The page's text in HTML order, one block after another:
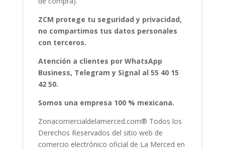
ZCM protege tu seguridad y privacidad,
no compartimos tus datos personales
con terceros.
Atención a clientes por WhatsApp
Business, Telegram y Signal al 55 40 15
42 50.
Somos una empresa 100 % mexicana.
Zonacomercialdelamerced.com® Todos los
Derechos Reservados del sitio web de
comercio electrónico oficial de La Merced en